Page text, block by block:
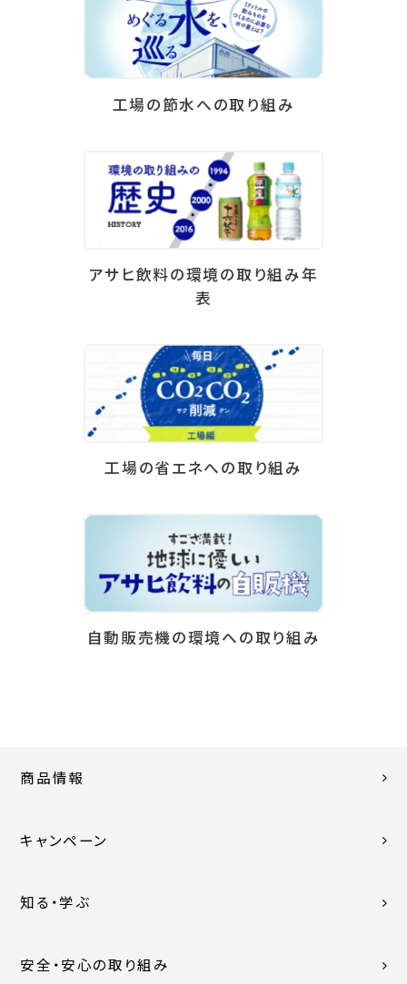
工場の節水への取り組み
アサヒ飲料の環境の取り組み年
表
工場の省エネへの取り組み
自動販売機の環境への取り組み
商品情報
キャンペーン
知る・学ぶ
安全・安心の取り組み